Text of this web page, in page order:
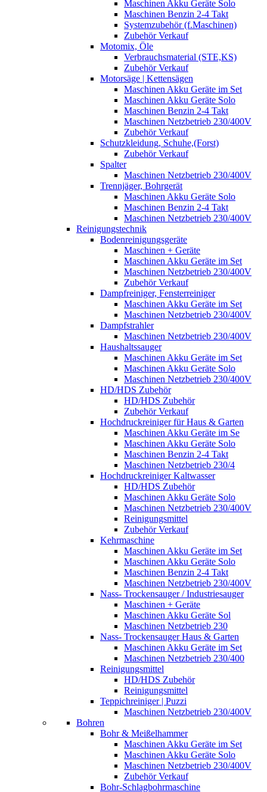
Maschinen Akku Geräte Solo
Maschinen Benzin 2-4 Takt
Systemzubehör (f.Maschinen)
Zubehör Verkauf
Motomix, Öle
Verbrauchsmaterial (STE,KS)
Zubehör Verkauf
Motorsäge | Kettensägen
Maschinen Akku Geräte im Set
Maschinen Akku Geräte Solo
Maschinen Benzin 2-4 Takt
Maschinen Netzbetrieb 230/400V
Zubehör Verkauf
Schutzkleidung, Schuhe,(Forst)
Zubehör Verkauf
Spalter
Maschinen Netzbetrieb 230/400V
Trennjäger, Bohrgerät
Maschinen Akku Geräte Solo
Maschinen Benzin 2-4 Takt
Maschinen Netzbetrieb 230/400V
Reinigungstechnik
Bodenreinigungsgeräte
Maschinen + Geräte
Maschinen Akku Geräte im Set
Maschinen Netzbetrieb 230/400V
Zubehör Verkauf
Dampfreiniger, Fensterreiniger
Maschinen Akku Geräte im Set
Maschinen Netzbetrieb 230/400V
Dampfstrahler
Maschinen Netzbetrieb 230/400V
Haushaltssauger
Maschinen Akku Geräte im Set
Maschinen Akku Geräte Solo
Maschinen Netzbetrieb 230/400V
HD/HDS Zubehör
HD/HDS Zubehör
Zubehör Verkauf
Hochdruckreiniger für Haus & Garten
Maschinen Akku Geräte im Se
Maschinen Akku Geräte Solo
Maschinen Benzin 2-4 Takt
Maschinen Netzbetrieb 230/4
Hochdruckreiniger Kaltwasser
HD/HDS Zubehör
Maschinen Akku Geräte Solo
Maschinen Netzbetrieb 230/400V
Reinigungsmittel
Zubehör Verkauf
Kehrmaschine
Maschinen Akku Geräte im Set
Maschinen Akku Geräte Solo
Maschinen Benzin 2-4 Takt
Maschinen Netzbetrieb 230/400V
Nass- Trockensauger / Industriesauger
Maschinen + Geräte
Maschinen Akku Geräte Sol
Maschinen Netzbetrieb 230
Nass- Trockensauger Haus & Garten
Maschinen Akku Geräte im Set
Maschinen Netzbetrieb 230/400
Reinigungsmittel
HD/HDS Zubehör
Reinigungsmittel
Teppichreiniger | Puzzi
Maschinen Netzbetrieb 230/400V
Bohren
Bohr & Meißelhammer
Maschinen Akku Geräte im Set
Maschinen Akku Geräte Solo
Maschinen Netzbetrieb 230/400V
Zubehör Verkauf
Bohr-Schlagbohrmaschine